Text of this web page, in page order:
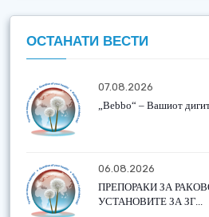
ОСТАНАТИ ВЕСТИ
07.08.2026
„Bebbo“ – Вашиот
06.08.2026
ПРЕПОРАКИ ЗА
УСТАНОВИТЕ ЗА ЗГ...